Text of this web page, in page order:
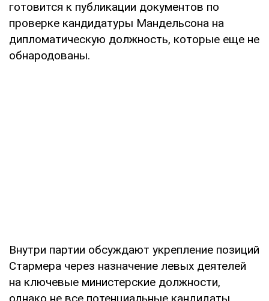
готовится к публикации документов по
проверке кандидатуры Мандельсона на
дипломатическую должность, которые еще не
обнародованы.
Внутри партии обсуждают укрепление позиций
Стармера через назначение левых деятелей
на ключевые министерские должности,
однако не все потенциальные кандидаты